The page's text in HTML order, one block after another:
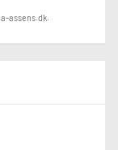
assens.dk.